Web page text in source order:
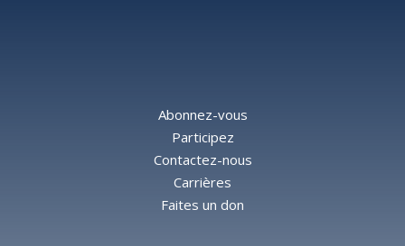
Abonnez-vous
Participez
Contactez-nous
Carrières
Faites un don